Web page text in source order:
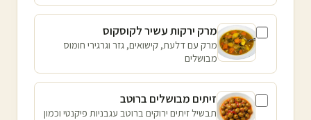
מרק ירקות עשיר לקוסקוס
מרק עם דלעת, קישואים, גזר וגרגירי חומוס
מבושלים
זיתים מבושלים ברוטב
תבשיל זיתים ירוקים ברוטב עגבניות פיקנטי וכמון